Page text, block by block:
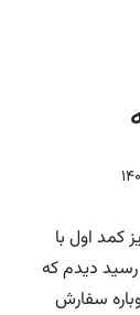
کمد اول با
دیدم که
سفارش